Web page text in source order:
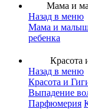
Мама и
Назад в меню
Мама и
ребенка
Красота
Назад в меню
Красота и
Выпадение
Парфюмерия